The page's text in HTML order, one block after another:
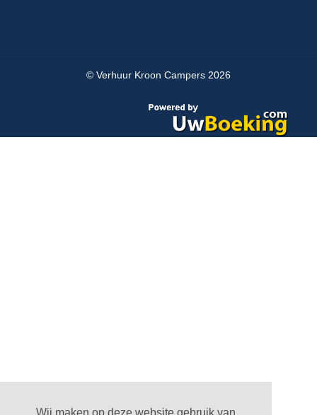
© Verhuur Kroon Campers 2026